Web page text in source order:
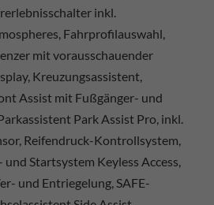
inkl.
Fahrprofilauswahl,
mit vorausschauender
Kreuzungsassistent,
Assist mit Fußgänger- und
Park Assist Pro, inkl.
Reifendruck-Kontrollsystem,
und Startsystem Keyless Access,
und Entriegelung, SAFE-